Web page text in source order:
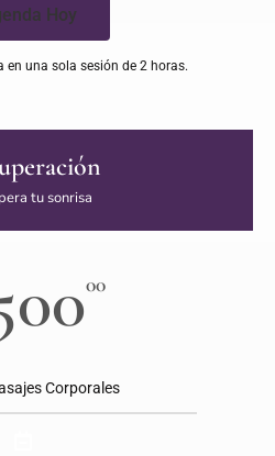
Hoy
en una sola sesión de 2 horas.
tu sonrisa
00
Corporales